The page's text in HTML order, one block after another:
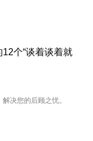
个“谈着谈着就
决您的后顾之忧。